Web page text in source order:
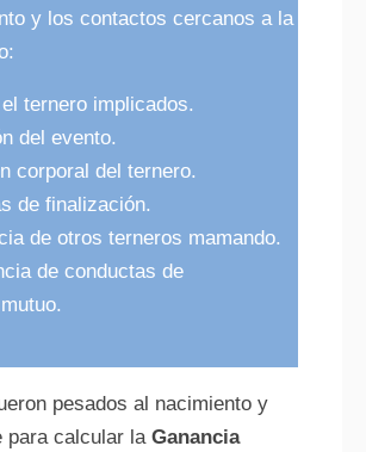
y los contactos cercanos a la
ternero implicados.
del evento.
corporal del ternero.
de finalización.
de otros terneros mamando.
de conductas de
pesados al nacimiento y
para calcular la Ganancia